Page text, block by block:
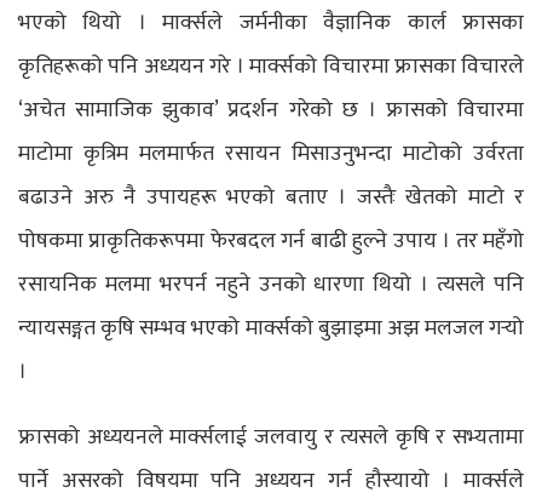
भएको थियो । मार्क्सले जर्मनीका वैज्ञानिक कार्ल फ्रासका
कृतिहरूको पनि अध्ययन गरे । मार्क्सको विचारमा फ्रासका विचारले
‘अचेत सामाजिक झुकाव’ प्रदर्शन गरेको छ । फ्रासको विचारमा
माटोमा कृत्रिम मलमार्फत रसायन मिसाउनुभन्दा माटोको उर्वरता
बढाउने अरु नै उपायहरू भएको बताए । जस्तैः खेतको माटो र
पोषकमा प्राकृतिकरूपमा फेरबदल गर्न बाढी हुल्ने उपाय । तर महँगो
रसायनिक मलमा भरपर्न नहुने उनको धारणा थियो । त्यसले पनि
न्यायसङ्गत कृषि सम्भव भएको मार्क्सको बुझाइमा अझ मलजल गर्‍यो
।
फ्रासको अध्ययनले मार्क्सलाई जलवायु र त्यसले कृषि र सभ्यतामा
पार्ने असरको विषयमा पनि अध्ययन गर्न हौस्यायो । मार्क्सले